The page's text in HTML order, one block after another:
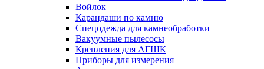
Войлок
Карандаши по камню
Спецодежда для камнеобработки
Вакуумные пылесосы
Крепления для АГШК
Приборы для измерения